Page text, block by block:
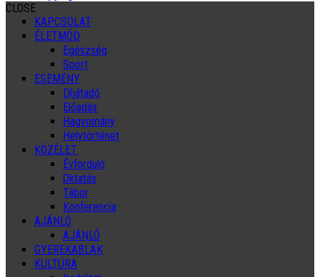
CLOSE
KAPCSOLAT
ÉLETMÓD
Egészség
Sport
ESEMÉNY
Díjátadó
Előadás
Hagyomány
Helytörténet
KÖZÉLET
Évforduló
Oktatás
Tábor
Konferencia
AJÁNLÓ
AJÁNLÓ
GYEREKABLAK
KULTÚRA